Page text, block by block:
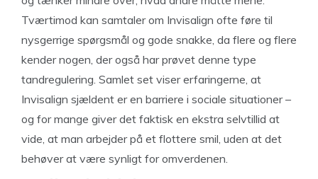
Tværtimod kan samtaler om Invisalign ofte føre til
nysgerrige spørgsmål og gode snakke, da flere og flere
kender nogen, der også har prøvet denne type
tandregulering. Samlet set viser erfaringerne, at
Invisalign sjældent er en barriere i sociale situationer –
og for mange giver det faktisk en ekstra selvtillid at
vide, at man arbejder på et flottere smil, uden at det
behøver at være synligt for omverdenen.